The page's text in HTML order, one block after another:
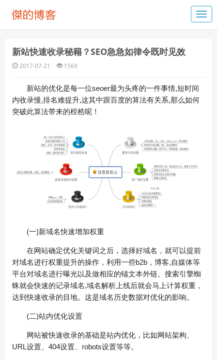
新站快速收录秘籍？SEO急急如律令既时见效
2017-07-21 1569
新站的优化是每一位seoer最为头疼的一件事情,短时间
内收录慢,排名难提升,这其中跟百度的算法有关系,那么如何
突破此算法带来的桎梏呢！
(一)新域名快速增加权重
在网站确定优化关键词之后，选择好域名，就可以提前
对域名进行权重提升的操作，利用一些b2b，博客,自媒体等
平台对域名进行曝光以及做相应的锚文本外链。搜索引擎蜘
蛛就会快速的记录域名,域名解析上线后就会马上计算权重，
达到快速收录的目地。这是域名历史数据对优化的影响。
(二)站内优化设置
网站被快速收录的基础是站内优化，比如网站架构、
URL设置、404设置、robots设置等等。